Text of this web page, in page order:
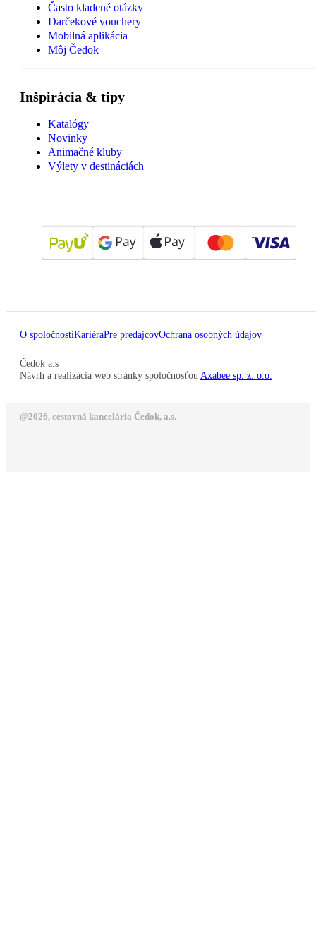
Často kladené otázky
Darčekové vouchery
Mobilná aplikácia
Môj Čedok
Inšpirácia & tipy
Katalógy
Novinky
Animačné kluby
Výlety v destináciách
O spoločnostiKariéraPre predajcovOchrana osobných údajov
Čedok a.s
Návrh a realizácia web stránky spoločnosťou Axabee sp. z. o.o.
@2026, cestovná kancelária Čedok, a.s.